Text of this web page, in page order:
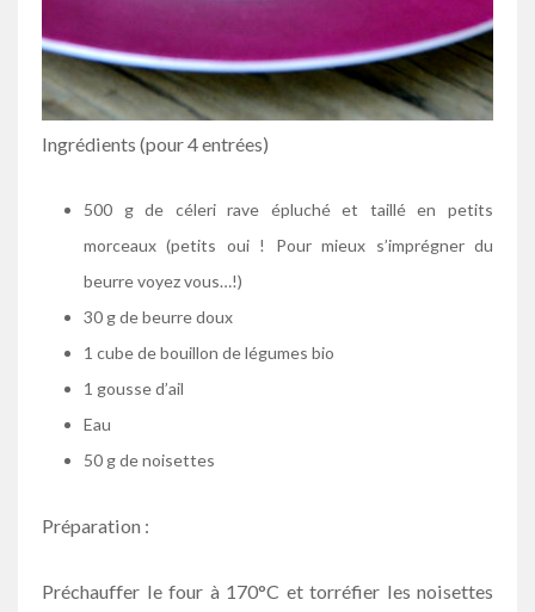
Ingrédients (pour 4 entrées)
500 g de céleri rave épluché et taillé en petits
morceaux (petits oui ! Pour mieux s’imprégner du
beurre voyez vous…!)
30 g de beurre doux
1 cube de bouillon de légumes bio
1 gousse d’ail
Eau
50 g de noisettes
Préparation :
Préchauffer le four à 170°C et torréfier les noisettes